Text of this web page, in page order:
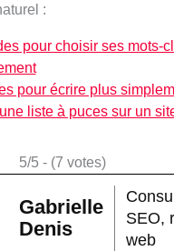
:
pour choisir ses mots-
pour écrire plus
liste à puces sur un
5/5 - (7 votes)
Gabrielle
Denis
SEO,
web